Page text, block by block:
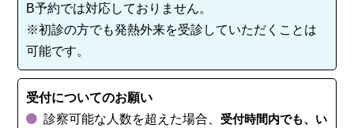
B予約では対応しておりません。
※初診の方でも発熱外来を受診していただくことは
可能です。
受付についてのお願い
診察可能な人数を超えた場合、 受付時間内でも、い